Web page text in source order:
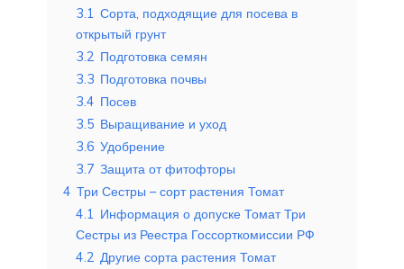
3.1 Сорта, подходящие для посева в
открытый грунт
3.2 Подготовка семян
3.3 Подготовка почвы
3.4 Посев
3.5 Выращивание и уход
3.6 Удобрение
3.7 Защита от фитофторы
4 Три Сестры – сорт растения Томат
4.1 Информация о допуске Томат Три
Сестры из Реестра Госсорткомиссии РФ
4.2 Другие сорта растения Томат